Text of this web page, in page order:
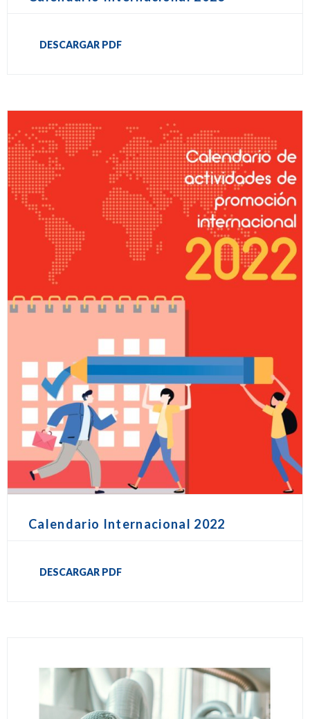
DESCARGAR PDF
Calendario Internacional 2022
DESCARGAR PDF